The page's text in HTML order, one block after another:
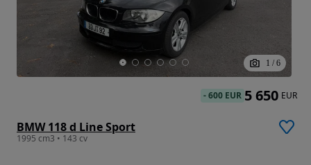
1 / 6
BMW 118 d Line Sport
1995 cm3 • 143 cv
-600 EUR 5 650 EUR